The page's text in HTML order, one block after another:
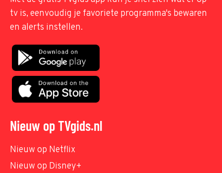
tv is, eenvoudig je favoriete programma's bewaren
en alerts instellen.
Nieuw op TVgids.nl
Nieuw op Netflix
Nieuw op Disney+